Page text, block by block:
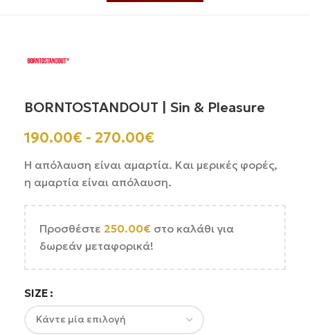
BORNTOSTANDOUT | Sin & Pleasure
190.00€ - 270.00€
Η απόλαυση είναι αμαρτία. Και μερικές φορές,
η αμαρτία είναι απόλαυση.
Προσθέστε 250.00€ στο καλάθι για
δωρεάν μεταφορικά!
SIZE